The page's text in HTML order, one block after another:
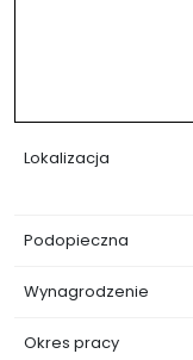
Lokalizacja
Podopieczna
Wynagrodzenie
Okres pracy